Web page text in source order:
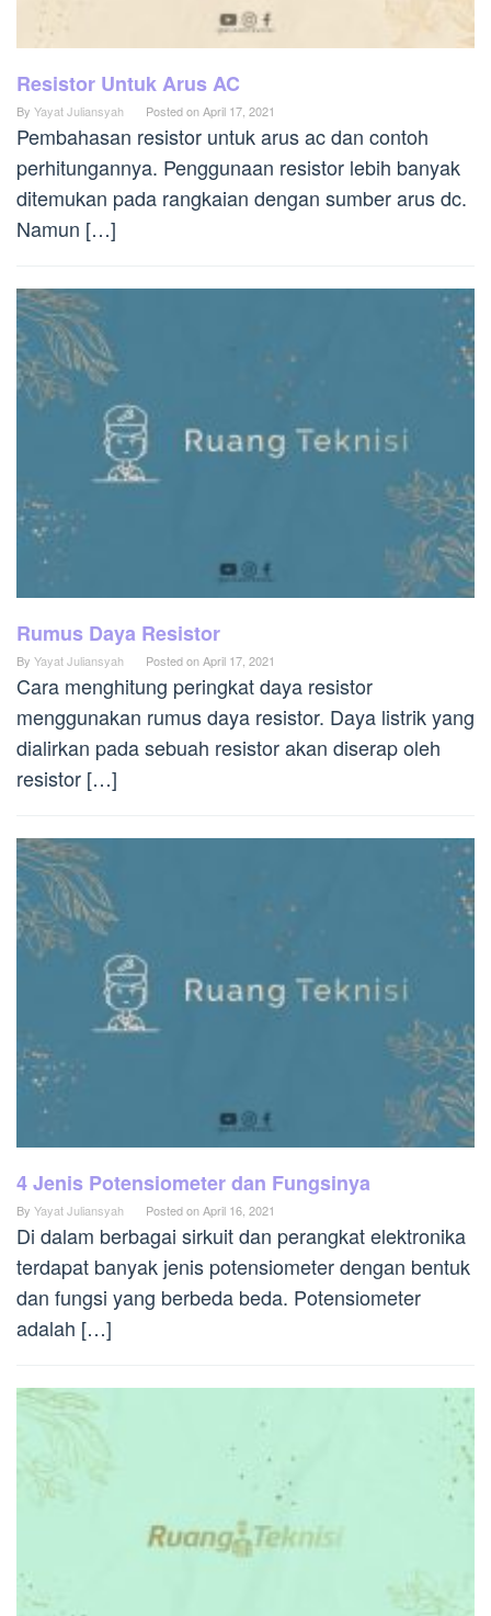
Resistor Untuk Arus AC
By Yayat Juliansyah Posted onApril 17, 2021
Pembahasan resistor untuk arus ac dan contoh
perhitungannya. Penggunaan resistor lebih banyak
ditemukan pada rangkaian dengan sumber arus dc.
Namun […]
Rumus Daya Resistor
By Yayat Juliansyah Posted onApril 17, 2021
Cara menghitung peringkat daya resistor
menggunakan rumus daya resistor. Daya listrik yang
dialirkan pada sebuah resistor akan diserap oleh
resistor […]
4 Jenis Potensiometer dan Fungsinya
By Yayat Juliansyah Posted onApril 16, 2021
Di dalam berbagai sirkuit dan perangkat elektronika
terdapat banyak jenis potensiometer dengan bentuk
dan fungsi yang berbeda beda. Potensiometer
adalah […]